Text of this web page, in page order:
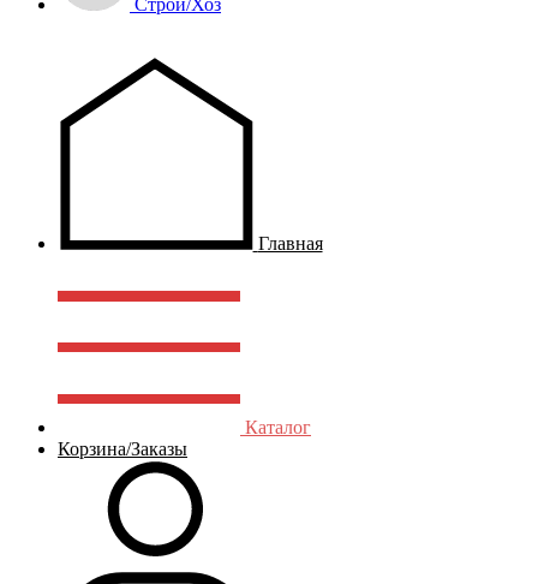
Строй/Хоз
Главная
Каталог
Корзина/Заказы